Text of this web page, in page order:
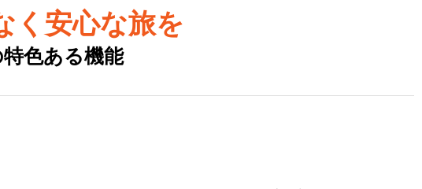
く安心な旅を
色ある機能